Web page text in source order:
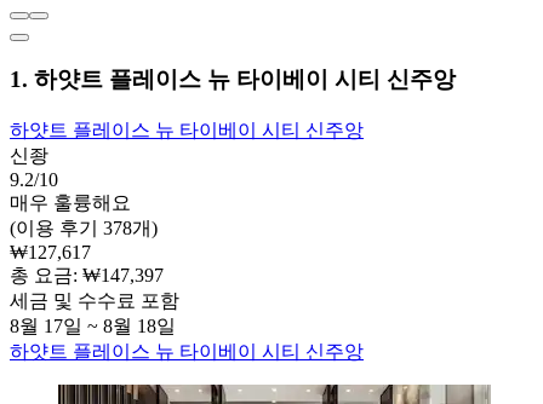
1. 하얏트 플레이스 뉴 타이베이 시티 신주앙
하얏트 플레이스 뉴 타이베이 시티 신주앙
신좡
9.2/10
매우 훌륭해요
(이용 후기 378개)
₩127,617
총 요금: ₩147,397
세금 및 수수료 포함
8월 17일 ~ 8월 18일
하얏트 플레이스 뉴 타이베이 시티 신주앙